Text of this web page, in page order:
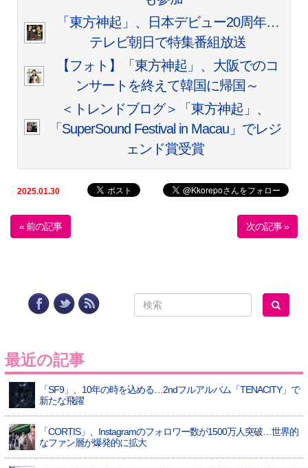
「東方神起」、日本デビュー20周年…
テレビ朝日で特集番組放送
【フォト】「東方神起」、大阪でのコ
ンサートを終えて韓国に帰国～
＜トレンドブログ＞「東方神起」、
「SuperSound Festival in Macau」でレジ
ェンド賞受賞
2025.01.30
« 前の記事 次の記事 »
最近の記事
「SF9」、10年の時を込める…2ndフルアルバム「TENACITY」で
新たな飛躍
「CORTIS」、Instagramのフォロワー数が1500万人突破…世界的
なファン層が爆発的に拡大